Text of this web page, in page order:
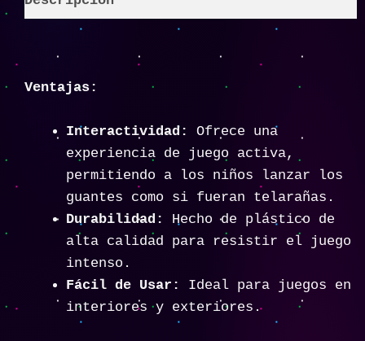
Ventajas:
Interactividad:
Ofrece una
experiencia de juego activa,
permitiendo a los niños lanzar los
guantes como si fueran telarañas.
Durabilidad:
Hecho de plástico de
alta calidad para resistir el juego
intenso.
Fácil de Usar:
Ideal para juegos en
interiores y exteriores.